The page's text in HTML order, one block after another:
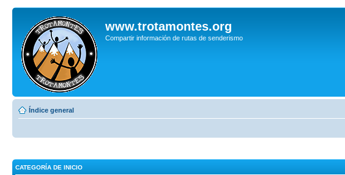
www.trotamontes.org
Compartir información de rutas de senderismo
Índice general
CATEGORÍA DE INICIO